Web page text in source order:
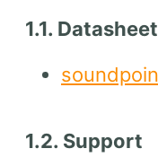
1.1. Datasheet
1.2. Support